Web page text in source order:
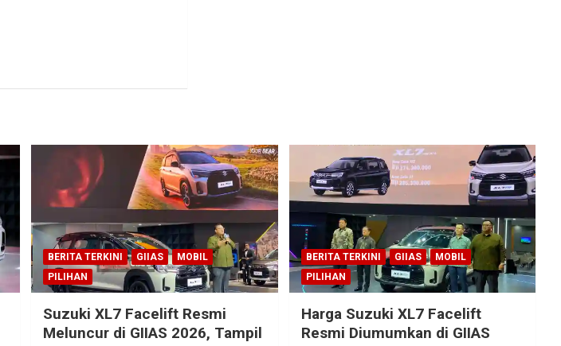
BERITA TERKINI GIIAS
MOBIL
PILIHAN
Suzuki XL7 Facelift Resmi
Meluncur di GIIAS 2026, Tampil
BERITA TERKINI GIIAS
MOBIL
PILIHAN
Harga Suzuki XL7 Facelift
Resmi Diumumkan di GIIAS